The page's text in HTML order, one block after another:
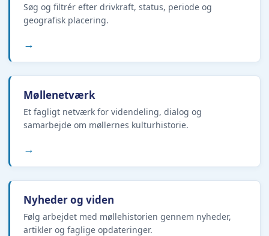
Søg og filtrér efter drivkraft, status, periode og
geografisk placering.
→
Møllenetværk
Et fagligt netværk for videndeling, dialog og
samarbejde om møllernes kulturhistorie.
→
Nyheder og viden
Følg arbejdet med møllehistorien gennem nyheder,
artikler og faglige opdateringer.